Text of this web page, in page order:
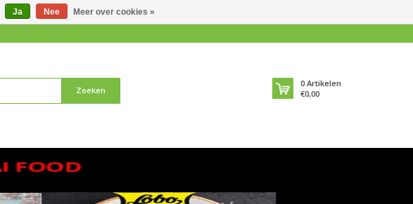
Zoeken
0 Artikelen
€0,00
Ja Nee Meer over cookies »